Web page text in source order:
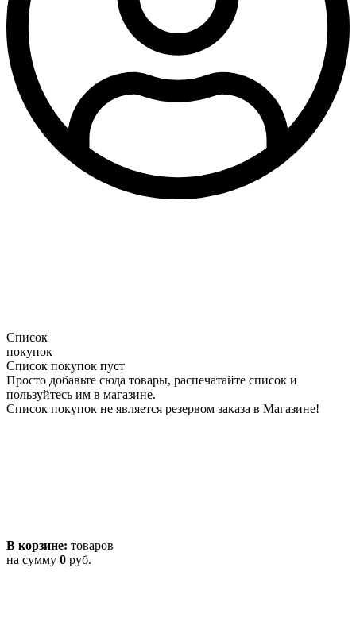
Список
покупок
Список покупок пуст
Просто добавьте сюда товары, распечатайте список и
пользуйтесь им в магазине.
Список покупок не является резервом заказа в Магазине!
В корзине: товаров
на сумму 0 руб.